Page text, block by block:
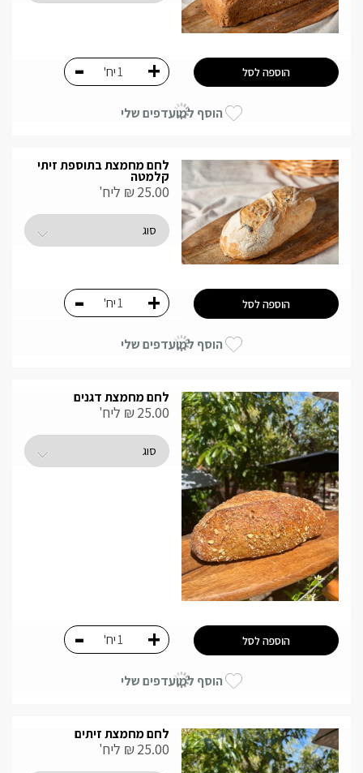
+ יח' - הוספה לסל
הוסף למועדפים שלי
לחם מחמצת בתוספת זיתי
קלמטה
₪25.00 ליח'
+ יח' - הוספה לסל
הוסף למועדפים שלי
לחם מחמצת דגנים
₪25.00 ליח'
+ יח' - הוספה לסל
הוסף למועדפים שלי
לחם מחמצת זיתים
₪25.00 ליח'